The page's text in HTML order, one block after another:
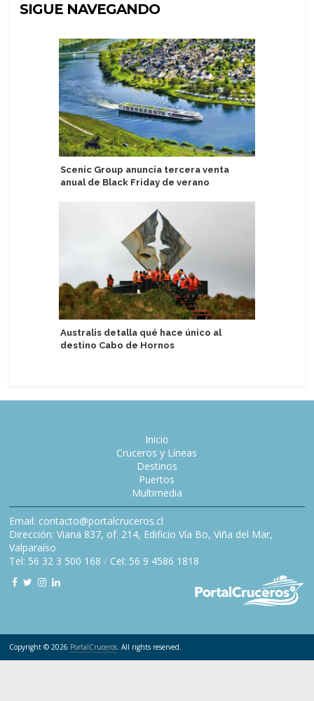
SIGUE NAVEGANDO
Scenic Group anuncia tercera venta
anual de Black Friday de verano
Australis detalla qué hace único al
destino Cabo de Hornos
Inicio
Cruceros y Líneas
Destinos
Puertos
Multimedia
Email: contacto@portalcruceros.cl
Dirección: Viana 837, of. 214, Edificio Vía Bo, Viña del Mar,
Valparaíso
Tel: 56 32 3 500 168 / Cel: 56 9 4586 1818
Copyright © 2026 PortalCruceros. All rights reserved.